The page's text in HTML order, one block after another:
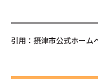
引用：摂津市公式ホーム